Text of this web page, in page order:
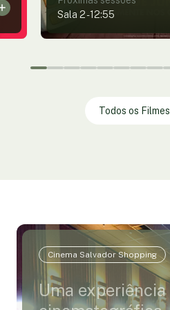
Sala 2-12:55
Todos os Filmes
Cinema Salvador Shopping
Uma experiência